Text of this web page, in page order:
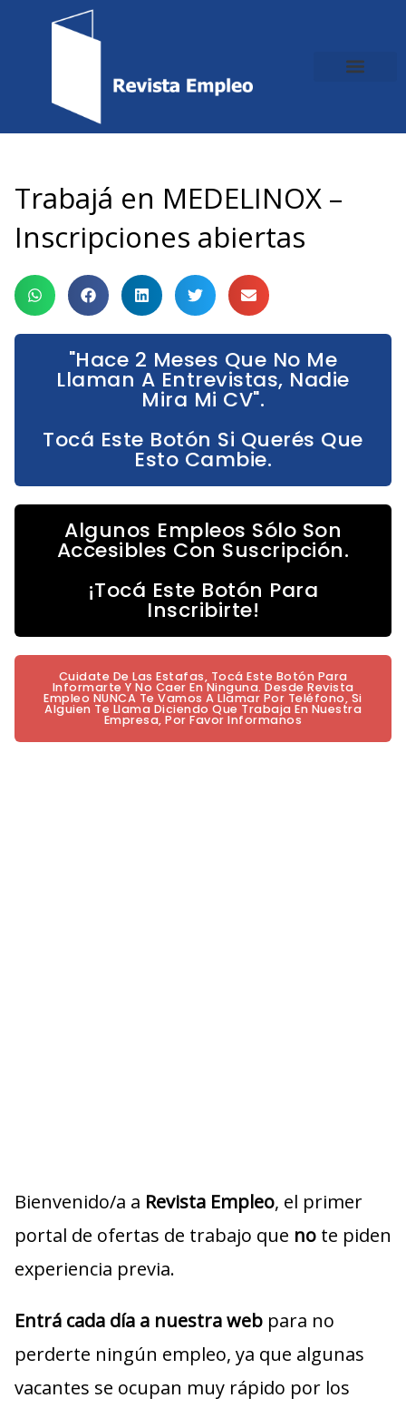
Trabajá en MEDELINOX –
Inscripciones abiertas
"Hace 2 Meses Que No Me
Llaman A Entrevistas, Nadie
Mira Mi CV".
Tocá Este Botón Si Querés Que
Esto Cambie.
Algunos Empleos Sólo Son
Accesibles Con Suscripción.
¡Tocá Este Botón Para
Inscribirte!
Cuidate De Las Estafas, Tocá Este Botón Para
Informarte Y No Caer En Ninguna. Desde Revista
Empleo NUNCA Te Vamos A Llamar Por Teléfono, Si
Alguien Te Llama Diciendo Que Trabaja En Nuestra
Empresa, Por Favor Informanos
Bienvenido/a a Revista Empleo, el primer
portal de ofertas de trabajo que no te piden
experiencia previa.
Entrá cada día a nuestra web para no
perderte ningún empleo, ya que algunas
vacantes se ocupan muy rápido por los